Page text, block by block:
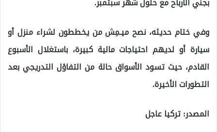
وفي ختام حديثه، نصح ميـمِش من يخططون لشراء منزل أو
سيارة أو لديهم احتياجات مالية كبيرة، باستغلال الأسبوع
القادم، حيث تسود الأسواق حالة من التفاؤل التدريجي بعد
التطورات الأخيرة.
المصدر: تركيا عاجل